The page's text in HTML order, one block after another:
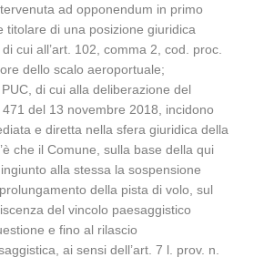
ad opponendum in primo
titolare di una posizione giuridica
cui all’art. 102, comma 2, cod. proc.
dello scalo aeroportuale;
di cui alla deliberazione del
del 13 novembre 2018, incidono
e diretta nella sfera giuridica della
che il Comune, sulla base della qui
alla stessa la sospensione
della pista di volo, sul
del vincolo paesaggistico
e fino al rilascio
ai sensi dell’art. 7 l. prov. n.